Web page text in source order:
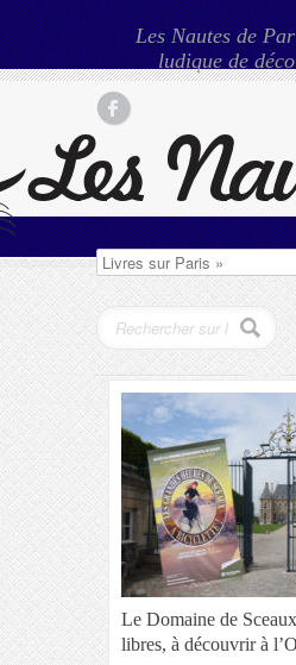
Les Nautes de
ludique de
Le Domaine de
libres, à découvrir à